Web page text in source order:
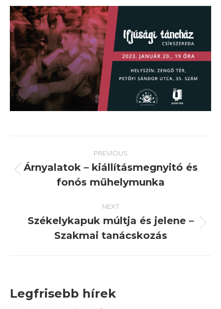
navigation
PREVIOUS
post:
Árnyalatok – kiállításmegnyitó és
fonós műhelymunka
NEXT
Next
post:
Székelykapuk múltja és jelene –
Szakmai tanácskozás
Legfrisebb hírek